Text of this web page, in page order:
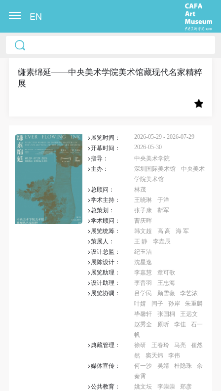
EN
缣素绵延——中央美术学院美术馆藏现代名家精粹
展
>展览时间： 2026-05-29 - 2026-07-29
>开幕时间： 2026-05-30
>指导：
中央美术学院
>主办：
深圳国际美术馆
中央美术
学院美术馆
>总顾问：
林茂
>学术主持：
王晓琳
于洋
>总策划：
张子康
靳军
>学术顾问：
曹庆晖
>展览统筹：
韩文超 高 高
海 军
>策展人：
王 静
李垚辰
>设计总监：
纪玉洁
>展陈设计：
沈星逸
>展览助理：
李嘉慧
章可歌
>设计助理：
李晋羽
王忠海
>展览协调：
吕学民 顾雪薇
李艺浓
叶婧
闫子 孙岸
朱重麟
毕馨轩
张国桐
王远文
赵秀全
原昕 李佳
石一
帆
>典藏管理：
徐研 王春玲 马亮
崔然
然
窦天炜
李伟
>媒体宣传：
何一沙 吴靖 杜隐珠
余
秦霄
>公共教育：
姚文坛 李崇崇
郑彦
中央美术学院美术馆出版授权协议书
称“CAFAM”），愿意将本人参与中央美术学院美术馆
公共教育部组织的公益性活动（包括美术馆会员活
动）的涉及本人的图像、照片、文字、著作、活动成
它数字媒体形式公开出版，并同意编入《中国知识资
源总库》《中央美术学院资料库》《中央美术学院美
术馆资料库》等相关资料、文献、档案机构和平台，
在中央美术学院中使用和在互联网上传播，同意按相
关“章程”规定享受相关权益。
中央美术学院美术馆活动安全免责协议书
第一条
本次活动公平公正、自愿参加与退出、风险与责任自
负的原则。但活动有风险，参加者应有必要的风险意
参加本次活动者必须遵守中华人民共和国的相关法
律、法规，必须遵循道德和社会公德规范，并应该具
备以人为本、团结友爱、互相帮助和助人为乐的良好
参加本次活动人员应该是成年人（具有完全民事行为
能力的人，18周岁以上）未成年人必须在成年人的陪
中央美术学院美术馆出版授权协议书
称“CAFAM”），愿意将本人参与中央美术学院美术馆
公共教育部组织的公益性活动（包括美术馆会员活
动）的涉及本人的图像、照片、文字、著作、活动成
它数字媒体形式公开出版，并同意编入《中国知识资
源总库》《中央美术学院资料库》《中央美术学院美
术馆资料库》等相关资料、文献、档案机构和平台，
在中央美术学院中使用和在互联网上传播，同意按相
关“章程”规定享受相关权益。
中央美术学院美术馆活动安全免责协议书
第一条
本次活动公平公正、自愿参加与退出、风险与责任自
负的原则。但活动有风险，参加者应有必要的风险意
参加本次活动者必须遵守中华人民共和国的相关法
律、法规，必须遵循道德和社会公德规范，并应该具
备以人为本、团结友爱、互相帮助和助人为乐的良好
参加本次活动人员应该是成年人（具有完全民事行为
能力的人，18周岁以上）未成年人必须在成年人的陪
中央美术学院美术馆出版授权协议书
称“CAFAM”），愿意将本人参与中央美术学院美术馆
公共教育部组织的公益性活动（包括美术馆会员活
动）的涉及本人的图像、照片、文字、著作、活动成
它数字媒体形式公开出版，并同意编入《中国知识资
源总库》《中央美术学院资料库》《中央美术学院美
术馆资料库》等相关资料、文献、档案机构和平台，
在中央美术学院中使用和在互联网上传播，同意按相
关“章程”规定享受相关权益。
中央美术学院美术馆活动安全免责协议书
第一条
本次活动公平公正、自愿参加与退出、风险与责任自
负的原则。但活动有风险，参加者应有必要的风险意
参加本次活动者必须遵守中华人民共和国的相关法
律、法规，必须遵循道德和社会公德规范，并应该具
备以人为本、团结友爱、互相帮助和助人为乐的良好
参加本次活动人员应该是成年人（具有完全民事行为
能力的人，18周岁以上）未成年人必须在成年人的陪